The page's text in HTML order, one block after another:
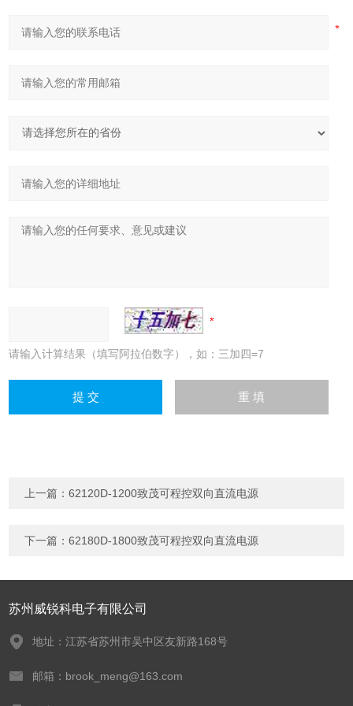
请输入计算结果（填写阿拉伯数字），如：三加四=7
上一篇：62120D-1200致茂可程控双向直流电源
下一篇：62180D-1800致茂可程控双向直流电源
苏州威锐科电子有限公司
地址：江苏省苏州市吴中区友新路168号
邮箱：brook_meng@163.com